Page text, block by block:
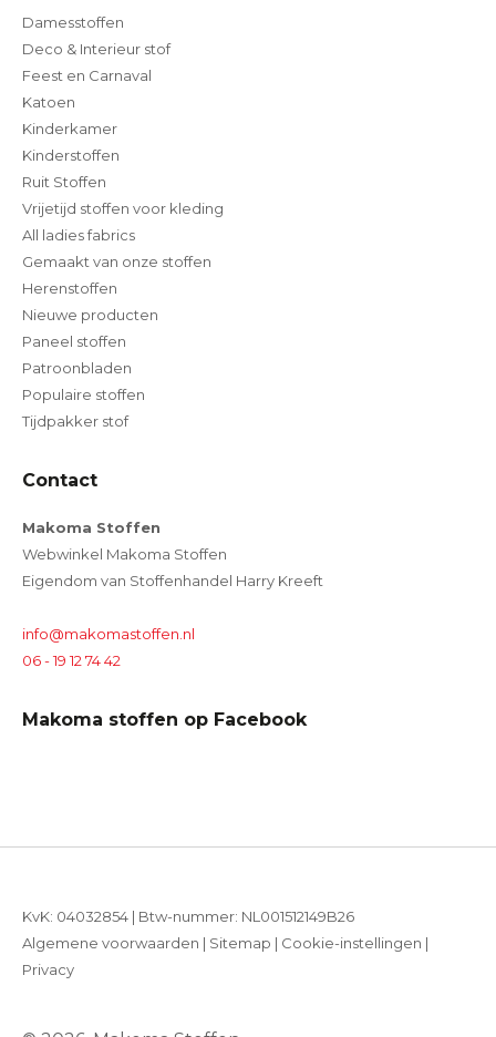
Damesstoffen
Deco & Interieur stof
Feest en Carnaval
Katoen
Kinderkamer
Kinderstoffen
Ruit Stoffen
Vrijetijd stoffen voor kleding
All ladies fabrics
Gemaakt van onze stoffen
Herenstoffen
Nieuwe producten
Paneel stoffen
Patroonbladen
Populaire stoffen
Tijdpakker stof
Contact
Makoma Stoffen
Webwinkel Makoma Stoffen
Eigendom van Stoffenhandel Harry Kreeft
info@makomastoffen.nl
06 - 19 12 74 42
Makoma stoffen op Facebook
KvK: 04032854 | Btw-nummer: NL001512149B26
Algemene voorwaarden | Sitemap | Cookie-instellingen |
Privacy